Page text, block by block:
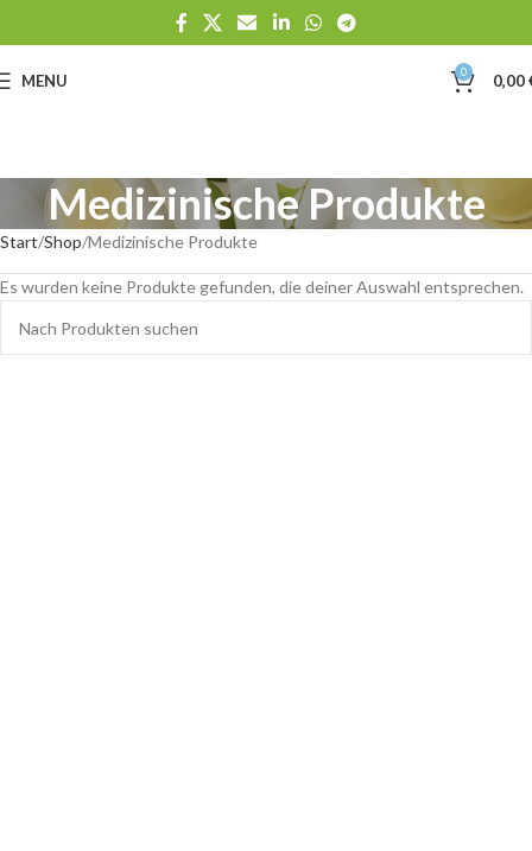
MENU 0 0,00
Medizinische Produkte
Start Shop Medizinische Produkte
Es wurden keine Produkte gefunden, die deiner Auswahl entsprechen.